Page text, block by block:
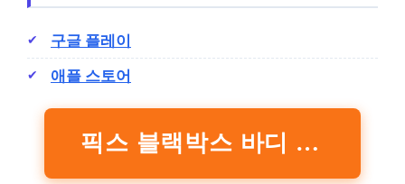
구글 플레이
애플 스토어
픽스 블랙박스 바디 액션캠 XAC-302